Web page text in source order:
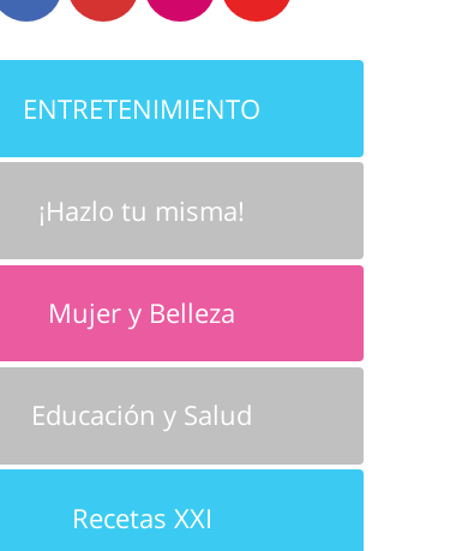
ENTRETENIMIENTO
¡Hazlo tu misma!
Mujer y Belleza
Educación y Salud
Recetas XXI